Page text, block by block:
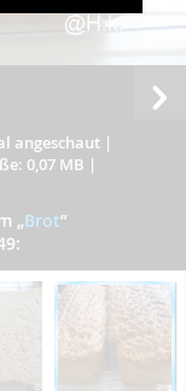
angeschaut|
0,07 MB |
„Brot”